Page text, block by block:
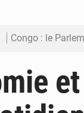
Congo : le Parlement
Congo : la Grande